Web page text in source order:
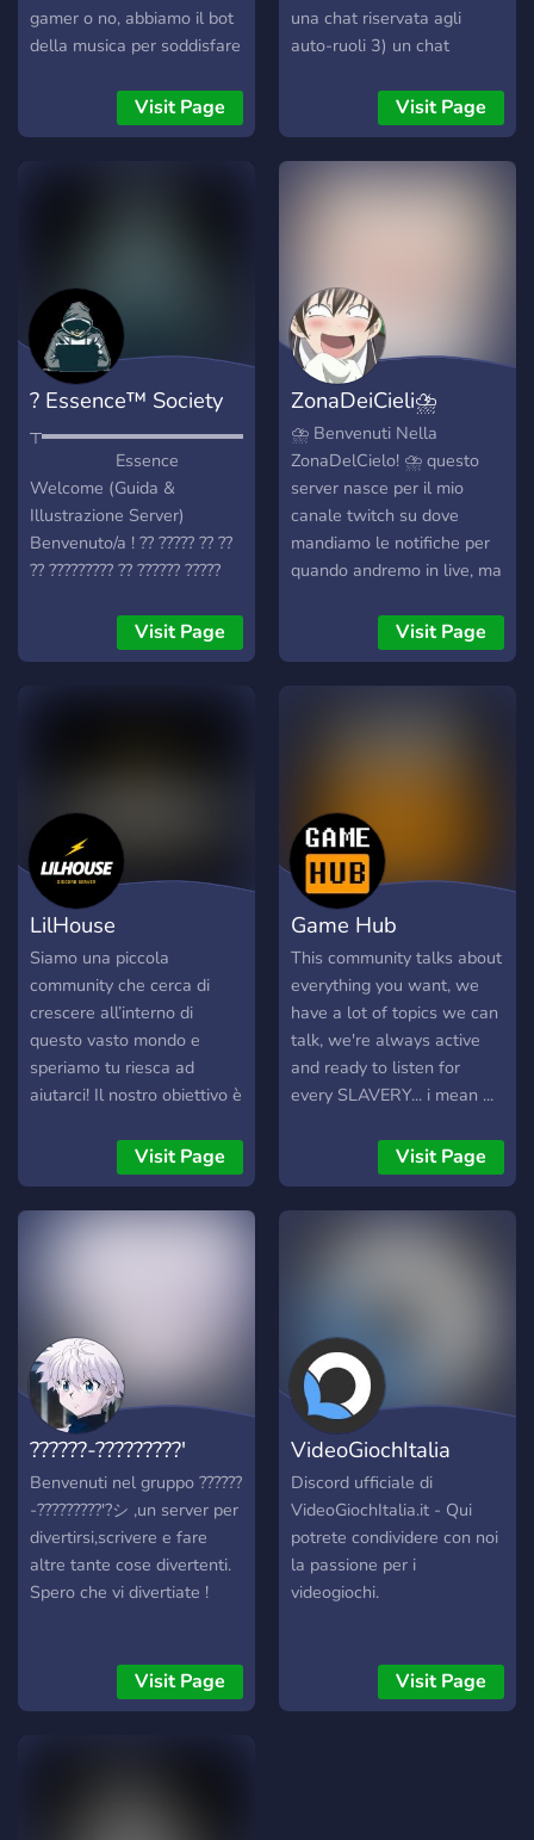
gamer o no, abbiamo il bot
della musica per soddisfare
musicali e stanze di ogni
tipo per vasta varietà,
siete curiosi del significato
di "G.E.R." venitecelo a
chiedere ;)
Visit Page
una chat riservata agli
auto-ruoli 3) un chat
muscia 4) tantissimi canali
vocali e per clip di gaming
5) canali riservati a giochi
come blackjack o slot e altri
pubblica dove tutti i membri
possono scrivere
Visit Page
? Essence™ Society
Essence
Welcome (Guida &
Illustrazione Server)
Benvenuto/a ! ?? ????? ?? ??
?? ????????? ?? ?????? ?????
15/12/2020 ??? ?? ?????
???????? ?? ????????????
??? ???????à ?? ?????? ?????? ?
????à ????????? ???????
?'?????????? ????'????te. ??
????? ?? ????????? ?????????,
?? ??????? ? ??? ????? ?????
???????. ?????? ?? ???, ??? ??
?????????. :wink:
Visit Page
ZonaDeiCieli⛈
⛈ Benvenuti Nella
ZonaDelCielo! ⛈ questo
server nasce per il mio
canale twitch su dove
mandiamo le notifiche per
quando andremo in live, ma
community italiana di
Rocket League quindi se
con i tuoi amici e aiutami a
far crescere la community
della ⛈ ZonaDelCielo ⛈
Visit Page
LilHouse
Siamo una piccola
community che cerca di
crescere all’interno di
questo vasto mondo e
speriamo tu riesca ad
aiutarci! Il nostro obiettivo è
in una vera famiglia:
troverete serate cinema,
pigiama party, sessioni di
gioco intense o dibattiti su i
averti incuriosito almeno un
po', passa a fare un salto
se ti va!
Visit Page
Game Hub
This community talks about
everything you want, we
have a lot of topics we can
talk, we're always active
and ready to listen for
every SLAVERY... i mean ...
Visit Page
??????-?????????'
Benvenuti nel gruppo ??????
-?????????'?シ ,un server per
divertirsi,scrivere e fare
altre tante cose divertenti.
Spero che vi divertiate !
Visit Page
VideoGiochItalia
Discord ufficiale di
VideoGiochItalia.it - Qui
potrete condividere con noi
la passione per i
videogiochi.
Visit Page